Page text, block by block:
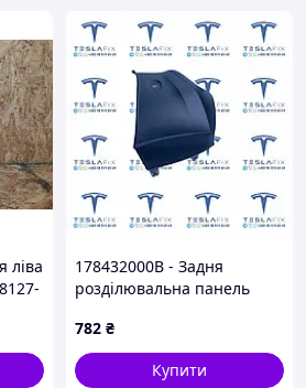
ліва
178432000B - Задня
розділювальна панель
Model 3
782 ₴
Купити